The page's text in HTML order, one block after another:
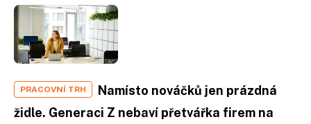
PRACOVNÍ TRH
Namísto nováčků jen prázdná
židle. Generaci Z nebaví přetvářka firem na